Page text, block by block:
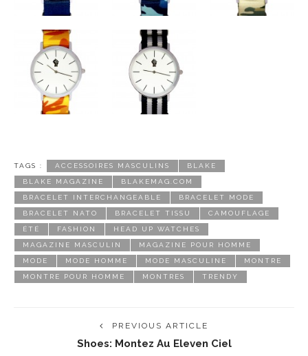
TAGS : ACCESSOIRES MASCULINS BLAKE
BLAKE MAGAZINE BLAKEMAG.COM
BRACELET INTERCHANGEABLE BRACELET MODE
BRACELET NATO BRACELET TISSU CAMOUFLAGE
ÉTÉ FASHION HEAD UP WATCHES
MAGAZINE MASCULIN MAGAZINE POUR HOMME
MODE MODE HOMME MODE MASCULINE MONTRE
MONTRE POUR HOMME MONTRES TRENDY
PREVIOUS ARTICLE
Shoes: Montez Au Eleven Ciel